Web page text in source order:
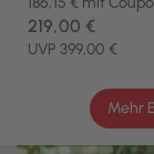
UVP 399,00 €
219,00 €
Mehr